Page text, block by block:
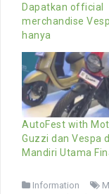
Dapatkan official
merchandise
hanya
AutoFest with
Guzzi dan Vespa
Mandiri Utama
Information